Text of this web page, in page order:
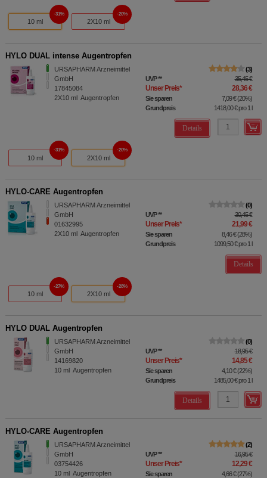
10 ml
31%
2X10 ml
20%
HYLO DUAL intense Augentropfen
URSAPHARM Arzneimittel
GmbH
17845084
2X10 ml Augentropfen
3
UVP** 35,45 €
Unser Preis* 28,36 €
Sie sparen 7,09 €(20%)
Grundpreis
1418,00 €pro 1 l
Details
10 ml
31%
2X10 ml
20%
HYLO-CARE Augentropfen
URSAPHARM Arzneimittel
GmbH
01632995
2X10 ml Augentropfen
0
UVP** 30,45 €
Unser Preis* 21,99 €
Sie sparen 8,46 €(28%)
Grundpreis
1099,50 €pro 1 l
Details
10 ml
27%
2X10 ml
28%
HYLO DUAL Augentropfen
URSAPHARM Arzneimittel
GmbH
14169820
10 ml Augentropfen
0
UVP** 18,95 €
Unser Preis* 14,85 €
Sie sparen 4,10 €(22%)
Grundpreis
1485,00 €pro 1 l
Details
HYLO-CARE Augentropfen
URSAPHARM Arzneimittel
GmbH
03754426
10 ml Augentropfen
2
UVP** 16,95 €
Unser Preis* 12,29 €
Sie sparen 4,66 €(27%)